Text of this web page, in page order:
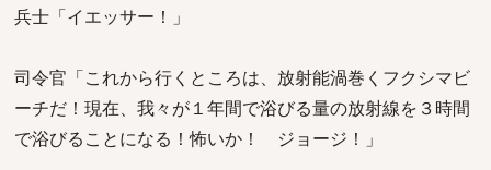
兵士「イエッサー！」
司令官「これから行くところは、放射能渦巻くフクシマビ
ーチだ！現在、我々が１年間で浴びる量の放射線を３時間
で浴びることになる！怖いか！ ジョージ！」